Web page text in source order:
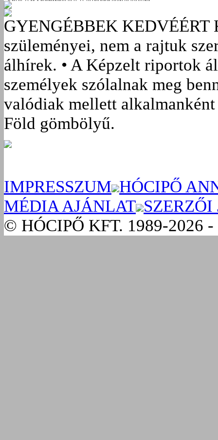
GYENGÉBBEK KEDVÉÉRT
szüleményei, nem a rajtuk
álhírek. • A Képzelt riportok
személyek szólalnak meg
valódiak mellett
Föld gömbölyű.
IMPRESSZUM HÓCIPŐ
MÉDIA AJÁNLAT SZERZŐI
© HÓCIPŐ KFT. 1989-2026